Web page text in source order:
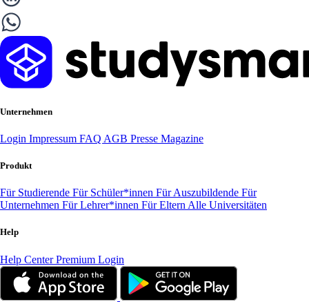
Unternehmen
Login Impressum FAQ AGB Presse Magazine
Produkt
Für Studierende Für Schüler*innen Für Auszubildende Für
Unternehmen Für Lehrer*innen Für Eltern Alle Universitäten
Help
Help CenterPremium Login